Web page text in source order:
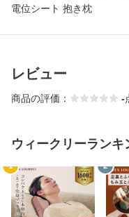
電位シート 抱き枕
レビュー
商品の評価： -
ウィークリーランキ
1 2